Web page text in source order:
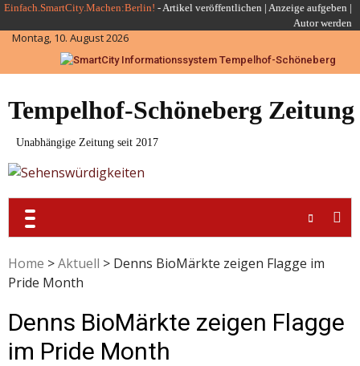
Skip
to
content
Einfach.SmartCity.Machen:Berlin! -Artikel veröffentlichen | Anzeige aufgeben |
Autor werden
Montag, 10. August 2026
Tempelhof-Schöneberg Zeitung
Unabhängige Zeitung seit 2017
Home >Aktuell > Denns BioMärkte zeigen Flagge im
Pride Month
Denns BioMärkte zeigen Flagge
im Pride Month